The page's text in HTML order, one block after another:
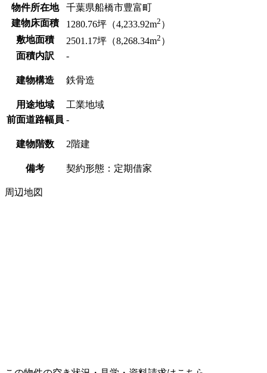
物件所在地
千葉県船橋市豊富町
建物床面積
1280.76坪（4,233.92m2 ）
敷地面積
2501.17坪（8,268.34m2 ）
面積内訳
-
建物構造 鉄骨造
用途地域
工業地域
前面道路幅員 -
建物階数 2階建
備考 契約形態：定期借家
周辺地図